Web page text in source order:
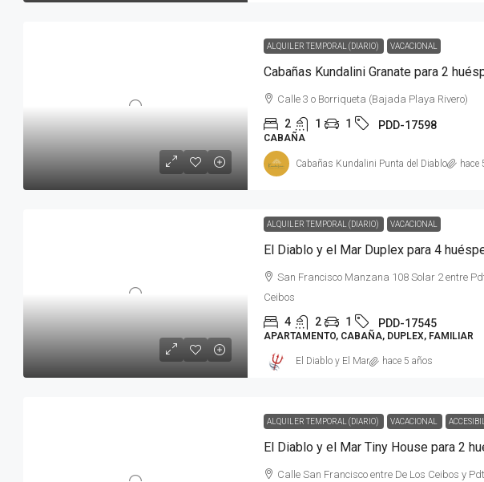
ALQUILER TEMPORAL (DIARIO) VACACIONAL
Cabañas Kundalini Granate para 2
Calle 3 o Borriqueta (Bajada Playa Rivero)
2 1 1 PDD-17598
CABAÑA
Cabañas Kundalini Punta del Diablo hace
ALQUILER TEMPORAL (DIARIO) VACACIONAL
El Diablo y el Mar Duplex para 4
San Francisco Manzana 108 Solar 2 entre
Ceibos
4 2 1 PDD-17545
APARTAMENTO, CABAÑA, DUPLEX, FAMILIAR
El Diablo y El Mar hace 5 años
ALQUILER TEMPORAL (DIARIO) VACACIONAL
Calle San Francisco entre De Los Ceibos y